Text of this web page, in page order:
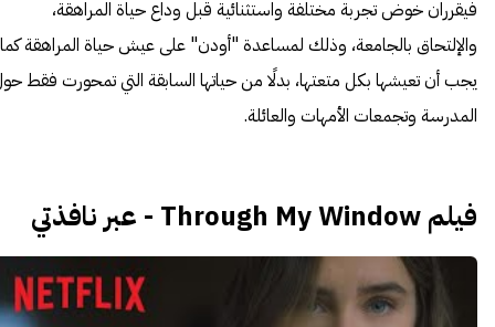
فيقرران خوض تجربة مختلفة واستثنائية قبل وداع حياة المراهقة،
والإلتحاق بالجامعة، وذلك لمساعدة "أودن" على عيش حياة المراهقة كما
يجب أن تعيشها بكل متعتها، بدلًا من حياتها السابقة التي تمحورت فقط
المدرسة وتجمعات الأمهات والعائلة.
فيلم Through My Window - عبر نافذتي